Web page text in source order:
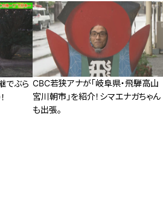
でぶら CBC若狭アナが「岐阜県・飛騨高山
宮川朝市」を紹介！シマエナガちゃん
も出張。